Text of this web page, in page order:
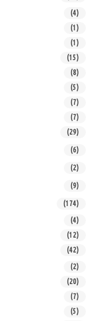
(4)
(1)
(1)
(15)
(8)
(5)
(7)
(7)
(29)
(6)
(2)
(9)
(174)
(4)
(12)
(42)
(2)
(20)
(7)
(5)